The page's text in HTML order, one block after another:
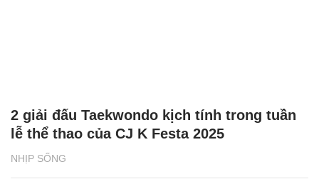
NHỊP SỐNG
2 giải đấu Taekwondo kịch tính trong tuần
lễ thể thao của CJ K Festa 2025